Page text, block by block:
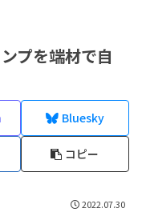
プを端材で自
Bluesky
コピー
2022.07.30